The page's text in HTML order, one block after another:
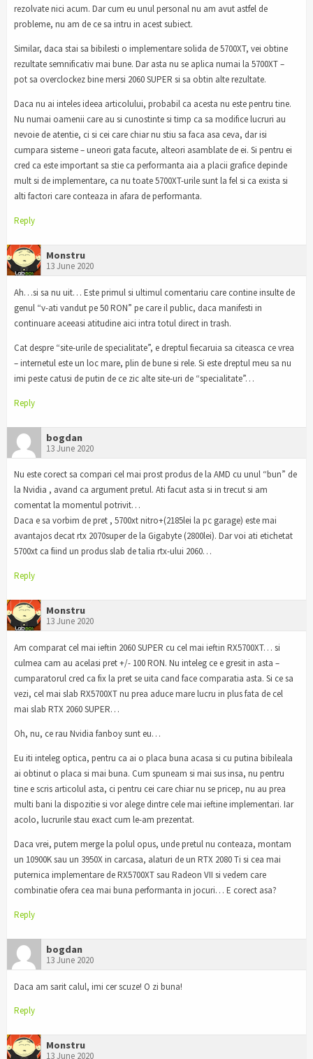
rezolvate nici acum. Dar cum eu unul personal nu am avut astfel de
probleme, nu am de ce sa intru in acest subiect.
Similar, daca stai sa bibilesti o implementare solida de 5700XT, vei obtine
rezultate semnificativ mai bune. Dar asta nu se aplica numai la 5700XT –
pot sa overclockez bine mersi 2060 SUPER si sa obtin alte rezultate.
Daca nu ai inteles ideea articolului, probabil ca acesta nu este pentru tine.
Nu numai oamenii care au si cunostinte si timp ca sa modifice lucruri au
nevoie de atentie, ci si cei care chiar nu stiu sa faca asa ceva, dar isi
cumpara sisteme – uneori gata facute, alteori asamblate de ei. Si pentru ei
cred ca este important sa stie ca performanta aia a placii grafice depinde
mult si de implementare, ca nu toate 5700XT-urile sunt la fel si ca exista si
alti factori care conteaza in afara de performanta.
Reply
Monstru
13 June 2020
Ah…si sa nu uit… Este primul si ultimul comentariu care contine insulte de
genul “v-ati vandut pe 50 RON” pe care il public, daca manifesti in
continuare aceeasi atitudine aici intra totul direct in trash.
Cat despre “site-urile de specialitate”, e dreptul fiecaruia sa citeasca ce vrea
– internetul este un loc mare, plin de bune si rele. Si este dreptul meu sa nu
imi peste catusi de putin de ce zic alte site-uri de “specialitate”…
Reply
bogdan
13 June 2020
Nu este corect sa compari cel mai prost produs de la AMD cu unul “bun” de
la Nvidia , avand ca argument pretul. Ati facut asta si in trecut si am
comentat la momentul potrivit…
Daca e sa vorbim de pret , 5700xt nitro+(2185lei la pc garage) este mai
avantajos decat rtx 2070super de la Gigabyte (2800lei). Dar voi ati etichetat
5700xt ca fiind un produs slab de talia rtx-ului 2060…
Reply
Monstru
13 June 2020
Am comparat cel mai ieftin 2060 SUPER cu cel mai ieftin RX5700XT… si
culmea cam au acelasi pret +/- 100 RON. Nu inteleg ce e gresit in asta –
cumparatorul cred ca fix la pret se uita cand face comparatia asta. Si ce sa
vezi, cel mai slab RX5700XT nu prea aduce mare lucru in plus fata de cel
mai slab RTX 2060 SUPER…
Oh, nu, ce rau Nvidia fanboy sunt eu…
Eu iti inteleg optica, pentru ca ai o placa buna acasa si cu putina bibileala
ai obtinut o placa si mai buna. Cum spuneam si mai sus insa, nu pentru
tine e scris articolul asta, ci pentru cei care chiar nu se pricep, nu au prea
multi bani la dispozitie si vor alege dintre cele mai ieftine implementari. Iar
acolo, lucrurile stau exact cum le-am prezentat.
Daca vrei, putem merge la polul opus, unde pretul nu conteaza, montam
un 10900K sau un 3950X in carcasa, alaturi de un RTX 2080 Ti si cea mai
puternica implementare de RX5700XT sau Radeon VII si vedem care
combinatie ofera cea mai buna performanta in jocuri… E corect asa?
Reply
bogdan
13 June 2020
Daca am sarit calul, imi cer scuze! O zi buna!
Reply
Monstru
13 June 2020